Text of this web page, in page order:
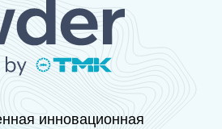
инновационная